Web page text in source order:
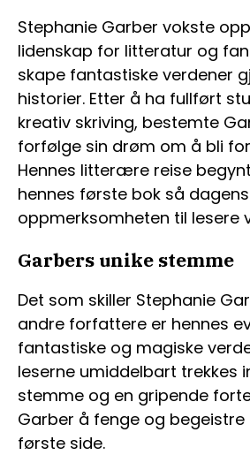
Stephanie Garber vokste
lidenskap for litteratur og
skape fantastiske verdener
historier. Etter å ha fullført
kreativ skriving, bestemte
forfølge sin drøm om å bli
Hennes litterære reise
hennes første bok så
oppmerksomheten til lesere
Garbers unike stemme
Det som skiller Stephanie
andre forfattere er hennes
fantastiske og magiske
leserne umiddelbart trekkes
stemme og en gripende
Garber å fenge og begeistre
første side.